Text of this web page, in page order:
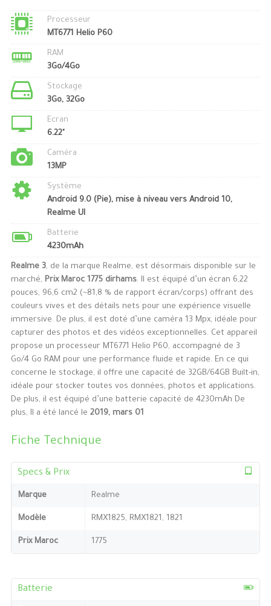
Processeur
MT6771 Helio P60
RAM
3Go/4Go
Stockage
3Go, 32Go
Ecran
6.22"
Caméra
13MP
Système
Android 9.0 (Pie), mise à niveau vers Android 10,
Realme UI
Batterie
4230mAh
Realme 3, de la marque Realme, est désormais disponible sur le
marché, Prix Maroc 1775 dirhams. Il est équipé d’un écran 6,22
pouces, 96,6 cm2 (~81,8 % de rapport écran/corps) offrant des
couleurs vives et des détails nets pour une expérience visuelle
immersive. De plus, il est doté d’une caméra 13 Mpx, idéale pour
capturer des photos et des vidéos exceptionnelles. Cet appareil
propose un processeur MT6771 Helio P60, accompagné de 3
Go/4 Go RAM pour une performance fluide et rapide. En ce qui
concerne le stockage, il offre une capacité de 32GB/64GB Built-in,
idéale pour stocker toutes vos données, photos et applications.
De plus, il est équipé d’une batterie capacité de 4230mAh De
plus, Il a été lancé le 2019, mars 01
Fiche Technique
Specs & Prix
Marque Realme
Modèle RMX1825, RMX1821, 1821
Prix Maroc 1775
Batterie